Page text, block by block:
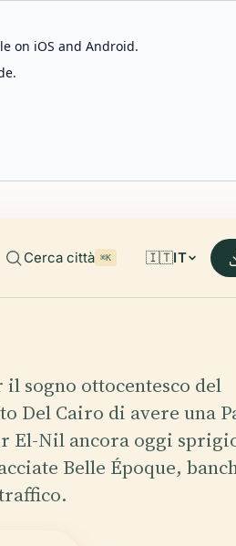
on iOS and Android.
Cerca città ⌘K 🇮🇹IT
sogno ottocentesco del
Del Cairo di avere una
El-Nil ancora oggi
Belle Époque,